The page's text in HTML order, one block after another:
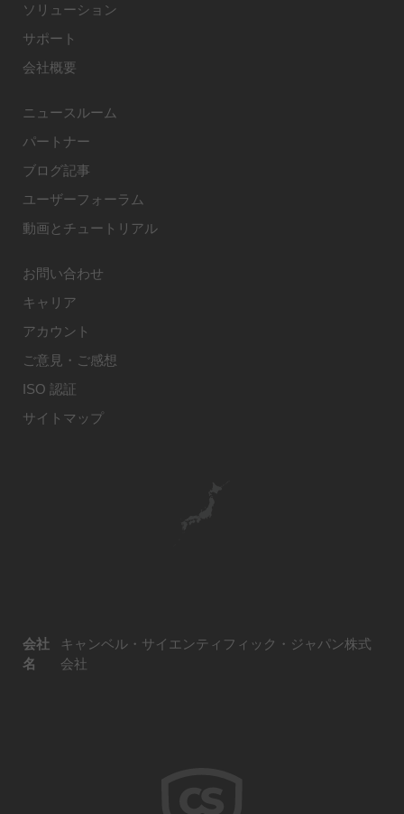
ソリューション
サポート
会社概要
ニュースルーム
パートナー
ブログ記事
ユーザーフォーラム
動画とチュートリアル
お問い合わせ
キャリア
アカウント
ご意見・ご感想
ISO 認証
サイトマップ
会社
名
キャンベル・サイエンティフィック・ジャパン株式
会社